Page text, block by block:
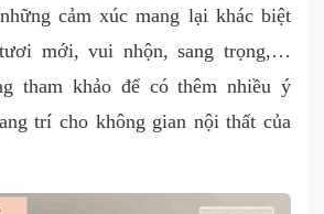
cảm xúc mang lại khác biệt
mới, vui nhộn, sang trọng,…
tham khảo để có thêm nhiều ý
trí cho không gian nội thất của